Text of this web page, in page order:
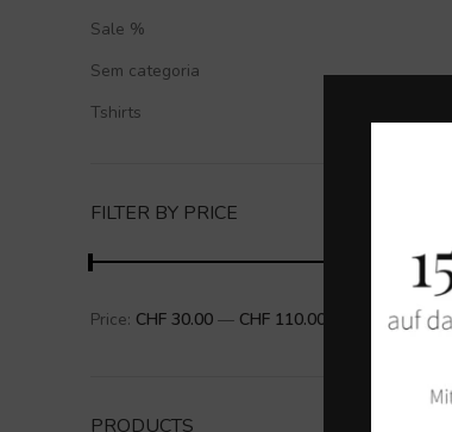
Sale %
Sem categoria
Tshirts
FILTER BY PRICE
FILTER
Price: CHF 30.00 — CHF 110.00
PRODUCTS